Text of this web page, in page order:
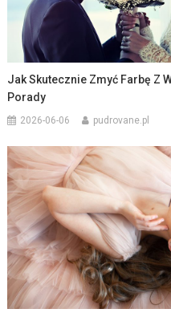
Jak Skutecznie Zmyć Farbę Z
Porady
2026-06-06 pudrovane.pl